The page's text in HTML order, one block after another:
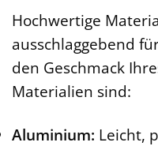
Hochwertige
ausschlaggebend
den Geschmack
Materialien sind:
Aluminium: Leicht,